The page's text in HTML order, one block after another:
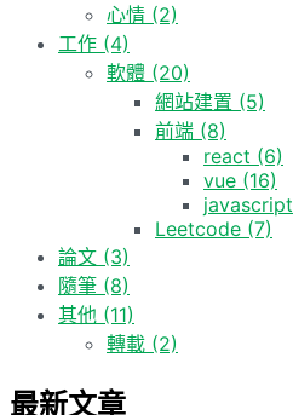
心情 (2)
工作 (4)
軟體 (20)
網站建置 (5)
前端 (8)
react (6)
vue (16)
javascript
Leetcode (7)
論文 (3)
隨筆 (8)
其他 (11)
轉載 (2)
最新文章